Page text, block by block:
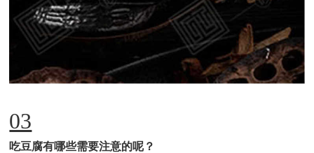
03
吃豆腐有哪些需要注意的呢？